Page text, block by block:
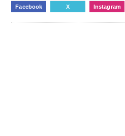
Facebook X Instagram